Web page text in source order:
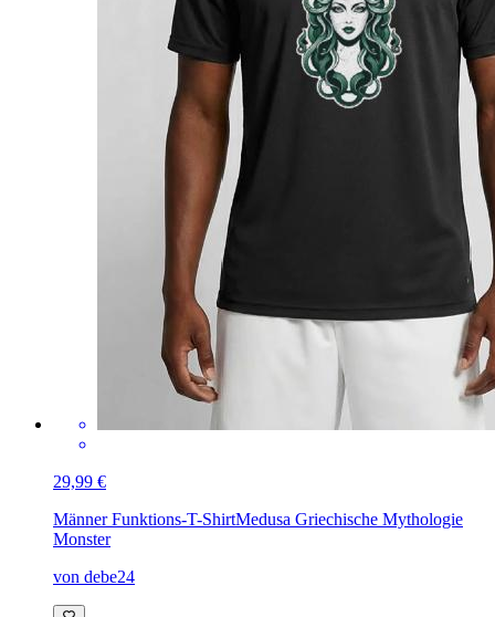
29,99 €
Männer Funktions-T-ShirtMedusa Griechische Mythologie
Monster
von debe24